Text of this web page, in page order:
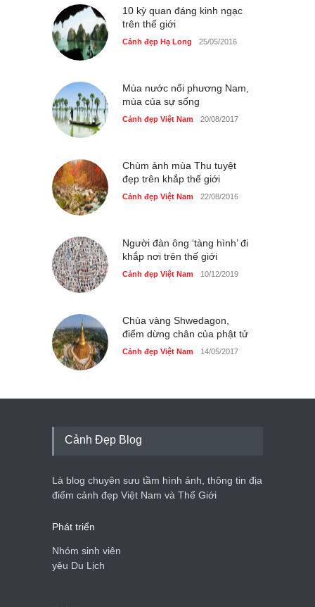
Cảnh đẹp Việt Nam 24/04/2020
Những món ăn đồng quê
10 kỳ quan đáng kinh ngạc
trên thế giới
Cảnh đẹp Hạ Long 25/05/2016
Mùa nước nổi phương Nam,
mùa của sự sống
Cảnh đẹp Việt Nam 20/08/2017
Chùm ảnh mùa Thu tuyệt
đẹp trên khắp thế giới
Cảnh đẹp Việt Nam 22/08/2016
Người đàn ông ‘tàng hình’ đi
khắp nơi trên thế giới
Cảnh đẹp Việt Nam 10/12/2019
Chùa vàng Shwedagon,
điểm dừng chân của phật tử
Cảnh đẹp Việt Nam 14/05/2017
Cảnh Đẹp Blog
Là blog chuyên sưu tầm hình ảnh, thông tin địa
điểm cảnh đẹp Việt Nam và Thế Giới
Phát triển
Nhóm sinh viên
yêu Du Lịch